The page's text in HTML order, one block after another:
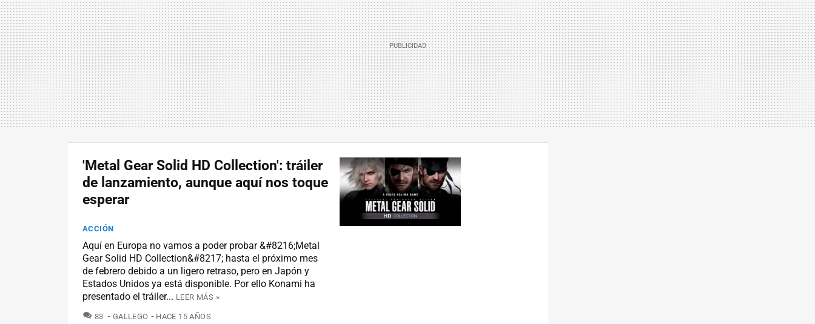
'Metal Gear Solid HD Collection': tráiler
de lanzamiento, aunque aquí nos toque
esperar
ACCIÓN
Aquí en Europa no vamos a poder probar &#8216;Metal
Gear Solid HD Collection&#8217; hasta el próximo mes
de febrero debido a un ligero retraso, pero en Japón y
Estados Unidos ya está disponible. Por ello Konami ha
presentado el tráiler... LEER MÁS »
83 COMENTARIOS
GALLEGO HACE 15 AÑOS